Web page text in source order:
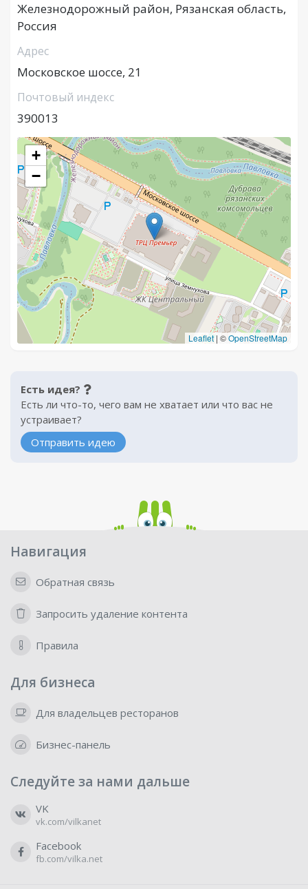
Железнодорожный район, Рязанская область,
Россия
Адрес
Московское шоссе, 21
Почтовый индекс
390013
+
−
Leaflet | ©OpenStreetMap
Есть идея?
Есть ли что-то, чего вам не хватает или что вас не
устраивает?
Отправить идею
Навигация
Обратная связь
Запросить удаление контента
Правила
Для бизнеса
Для владельцев ресторанов
Бизнес-панель
Следуйте за нами дальше
VK
vk.com/vilkanet
Facebook
fb.com/vilka.net